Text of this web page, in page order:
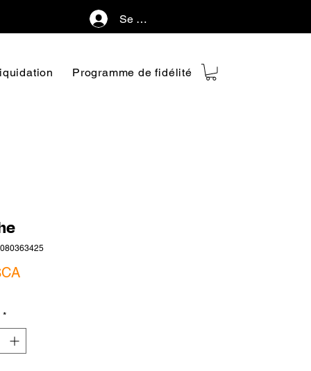
Se connecter
Programme de fidélité
Prix
*